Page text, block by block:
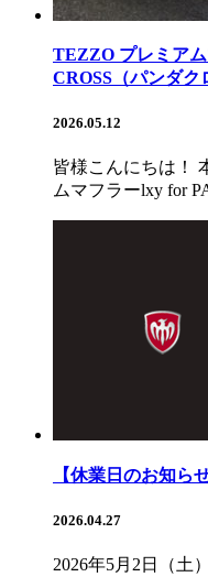
TEZZO プレミア
CROSS（パンダク
2026.05.12
皆様こんにちは！
ムマフラーlxy for
【休業日のお知ら
2026.04.27
2026年5月2日（土